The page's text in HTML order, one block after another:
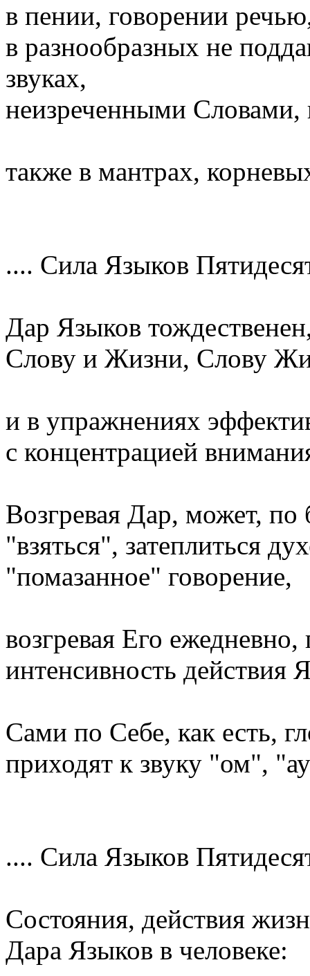
в пении, говорении
в разнообразных не
звуках,
неизреченными Словами,
также в мантрах,
.... Сила Языков
Дар Языков
Слову и Жизни, Слову
и в упражнениях
с концентрацией
Возгревая Дар, может, по
"взяться", затеплиться
"помазанное" говорение,
возгревая Его
интенсивность действия
Сами по Себе, как есть,
приходят к звуку "ом",
.... Сила Языков
Состояния, действия
Дара Языков в человеке: